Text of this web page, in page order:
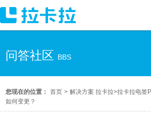
问答社区 BBS
您现在的位置： 首页 > 解决方案 拉卡拉>拉卡拉电签
如何变更？